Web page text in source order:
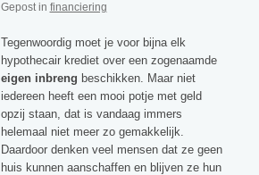
Gepost in financiering
Tegenwoordig moet je voor bijna elk
hypothecair krediet over een zogenaamde
eigen inbreng beschikken. Maar niet
iedereen heeft een mooi potje met geld
opzij staan, dat is vandaag immers
helemaal niet meer zo gemakkelijk.
Daardoor denken veel mensen dat ze geen
huis kunnen aanschaffen en blijven ze hun